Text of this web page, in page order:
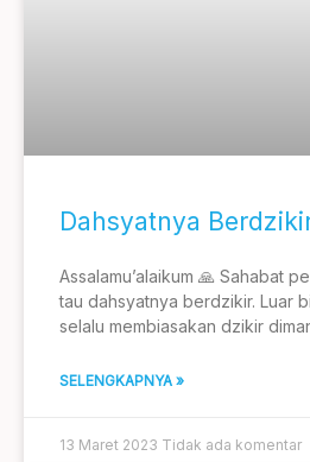
Dahsyatnya
Assalamu’alaikum 🙏 Sahabat
tau dahsyatnya berdzikir. Luar
selalu membiasakan dzikir
SELENGKAPNYA »
13 Maret 2023 Tidak ada komentar